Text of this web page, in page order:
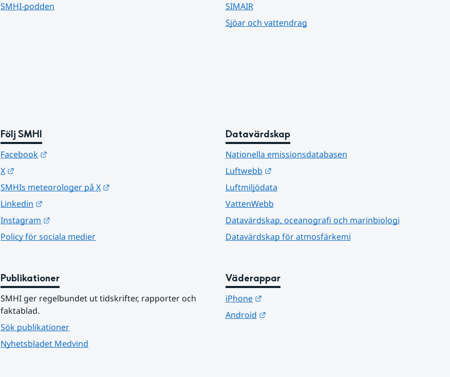
SMHI-podden
SIMAIR
Sjöar och vattendrag
Följ SMHI
Facebook
X
SMHIs meteorologer på X
Linkedin
Instagram
Policy för sociala medier
Datavärdskap
Nationella emissionsdatabasen
Luftwebb
Länk till annan webbplats.
Luftmiljödata
VattenWebb
Datavärdskap, oceanografi och marinbiologi
Datavärdskap för atmosfärkemi
Publikationer
SMHI ger regelbundet ut tidskrifter, rapporter och
faktablad.
Sök publikationer
Nyhetsbladet Medvind
Väderappar
iPhone
Länk till annan webbplats.
Android
Länk till annan webbplats.